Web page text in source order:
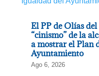
El PP de Olías
“cinismo” de la
a mostrar el Plan
Ayuntamiento
Ago 6, 2026